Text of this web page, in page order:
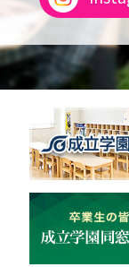
男子バレーボール
体操
ダンス
英会話
音楽（コーラス）
地域ボランティア
美術
マルチメディア
ライフワーク
新日本芸能